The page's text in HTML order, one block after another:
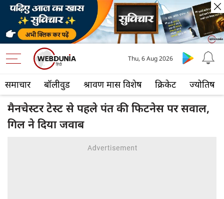
समाचार बॉलीवुड श्रावण मास विशेष क्रिकेट ज्योतिष
Thu, 6 Aug 2026
मैनचेस्टर टेस्ट से पहले पंत की फिटनेस पर सवाल,
गिल ने दिया जवाब